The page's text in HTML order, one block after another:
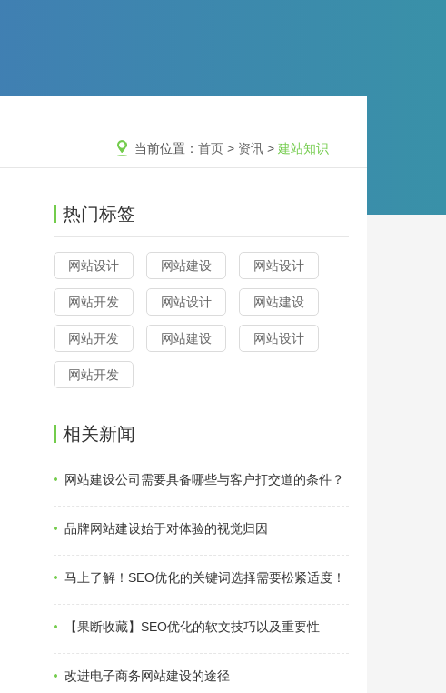
当前位置：首页 > 资讯 >建站知识
热门标签
网站设计 网站建设 网站设计
网站开发 网站设计 网站建设
网站开发 网站建设 网站设计
网站开发
相关新闻
网站建设公司需要具备哪些与客户打交道的条件？
品牌网站建设始于对体验的视觉归因
马上了解！SEO优化的关键词选择需要松紧适度！
【果断收藏】SEO优化的软文技巧以及重要性
改进电子商务网站建设的途径